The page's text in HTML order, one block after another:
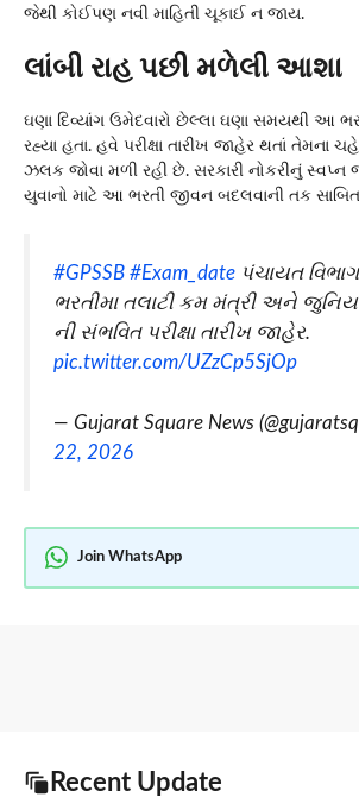
જેથી કોઈપણ નવી માહિતી ચૂકાઈ ન જાય.
લાંબી રાહ પછી મળેલી આશા
ઘણા દિવ્યાંગ ઉમેદવારો છેલ્લા ઘણા સમયથી આ
રહ્યા હતા. હવે પરીક્ષા તારીખ જાહેર થતાં તેમના
ઝલક જોવા મળી રહી છે. સરકારી નોકરીનું સ્વપ્ન
યુવાનો માટે આ ભરતી જીવન બદલવાની તક
#GPSSB #Exam_date પંચાયત
ભરતીમા તલાટી કમ મંત્રી અને
ની સંભવિત પરીક્ષા તારીખ જાહેર.
pic.twitter.com/UZzCp5SjOp
— Gujarat Square News
22, 2026
Join WhatsApp
Recent Update